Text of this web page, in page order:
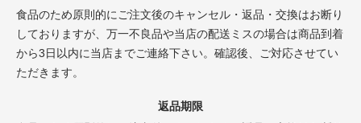
食品のため原則的にご注文後のキャンセル・返品・交換はお断り
しておりますが、万一不良品や当店の配送ミスの場合は商品到着
から3日以内に当店までご連絡下さい。確認後、ご対応させてい
ただきます。
返品期限